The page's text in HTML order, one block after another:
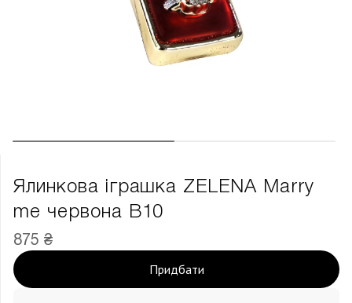
Ялинкова іграшка ZELENA Marry
me червона В10
875 ₴
Придбати